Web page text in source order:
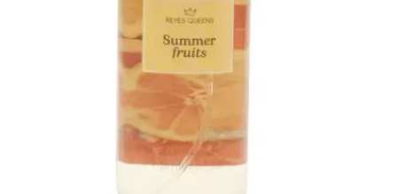
CALZADO
COMPLEMENTOS
TECNOLOGIA